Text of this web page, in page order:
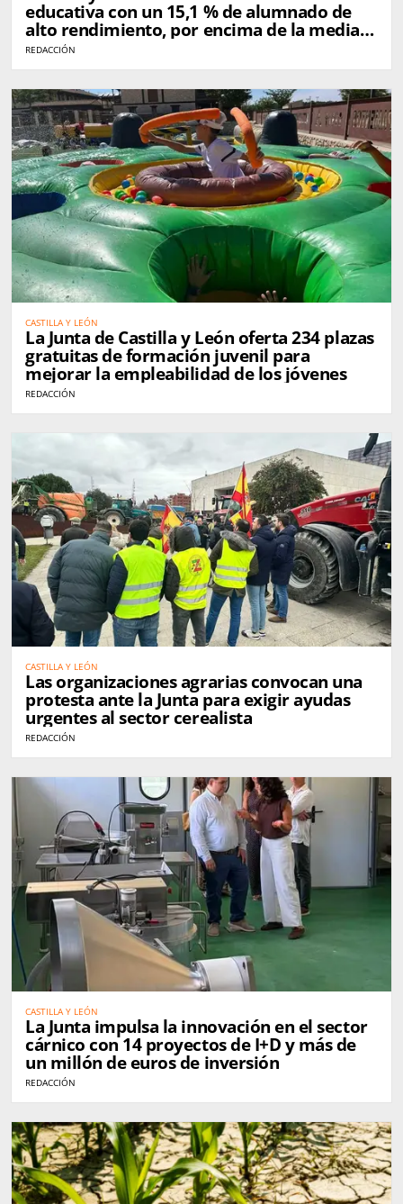
educativa con un 15,1 % de alumnado de
alto rendimiento, por encima de la media
nacional
REDACCIÓN
CASTILLA Y LEÓN
La Junta de Castilla y León oferta 234 plazas
gratuitas de formación juvenil para
mejorar la empleabilidad de los jóvenes
REDACCIÓN
CASTILLA Y LEÓN
Las organizaciones agrarias convocan una
protesta ante la Junta para exigir ayudas
urgentes al sector cerealista
REDACCIÓN
CASTILLA Y LEÓN
La Junta impulsa la innovación en el sector
cárnico con 14 proyectos de I+D y más de
un millón de euros de inversión
REDACCIÓN